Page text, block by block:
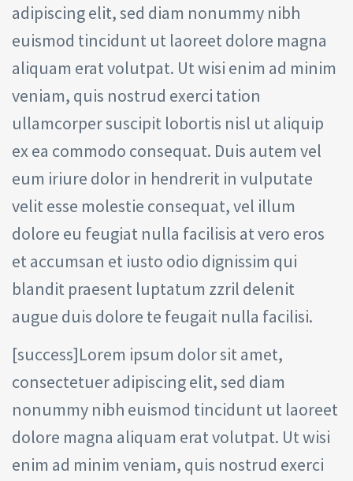
adipiscing elit, sed diam nonummy nibh
euismod tincidunt ut laoreet dolore magna
aliquam erat volutpat. Ut wisi enim ad minim
veniam, quis nostrud exerci tation
ullamcorper suscipit lobortis nisl ut aliquip
ex ea commodo consequat. Duis autem vel
eum iriure dolor in hendrerit in vulputate
velit esse molestie consequat, vel illum
dolore eu feugiat nulla facilisis at vero eros
et accumsan et iusto odio dignissim qui
blandit praesent luptatum zzril delenit
augue duis dolore te feugait nulla facilisi.
[success]Lorem ipsum dolor sit amet,
consectetuer adipiscing elit, sed diam
nonummy nibh euismod tincidunt ut laoreet
dolore magna aliquam erat volutpat. Ut wisi
enim ad minim veniam, quis nostrud exerci